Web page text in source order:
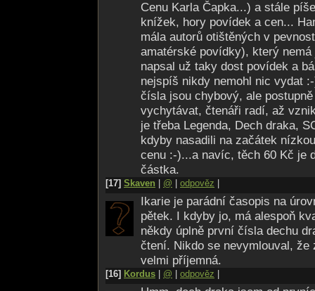
Cenu Karla Čapka...) a stále
knížek, hory povídek a cen...
mála autorů otištěných v
amatérské povídky), který
napsal už taky dost povídek a
nejspíš nikdy nemohl nic vydat
čísla jsou chybový, ale
vychytávat, čtenáři radí, až
je třeba Legenda, Dech draka,
kdyby nasadili na začátek
cenu :-)...a navíc, těch 60 Kč je
částka.
[17] Skaven @ odpověz
Ikarie je parádní časopis na
pětek. I kdyby jo, má alespoň
někdy úplně první čísla dechu
čtení. Nikdo se nevymlouval, že
velmi příjemná.
[16] Kordus @ odpověz